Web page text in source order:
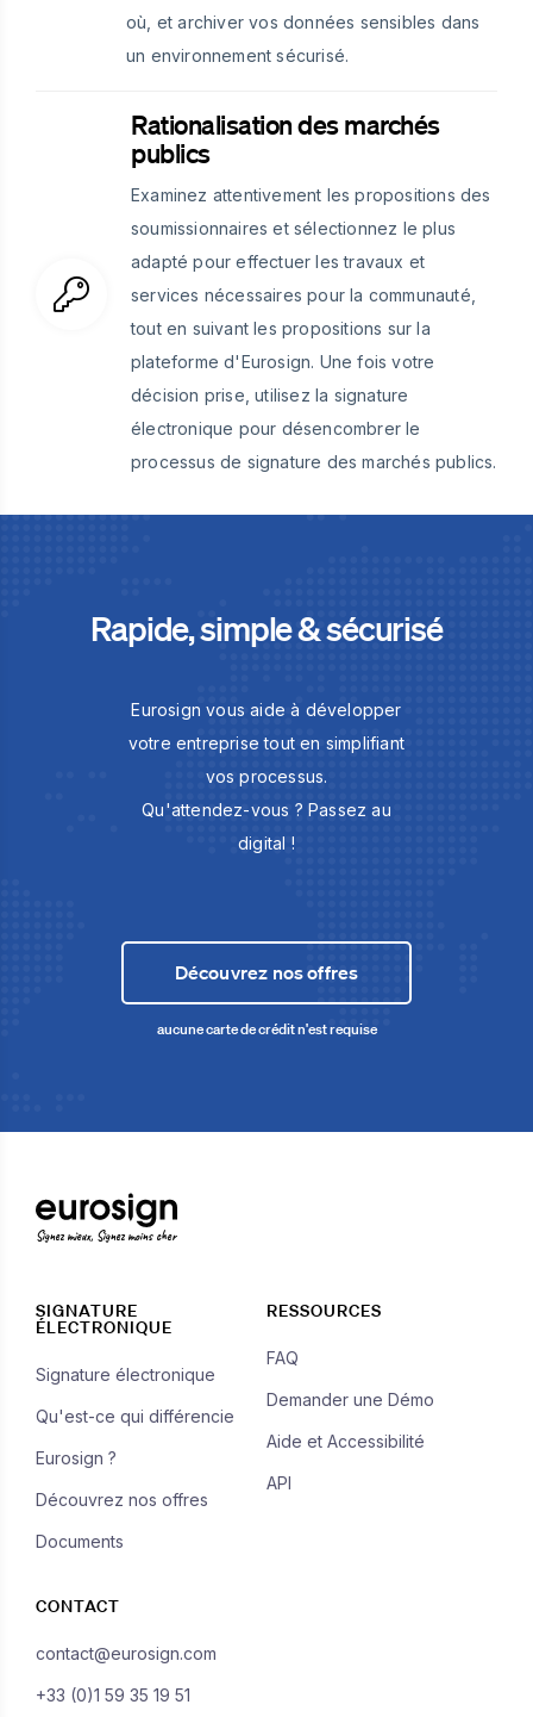
où, et archiver vos données sensibles dans
un environnement sécurisé.
Rationalisation des marchés
publics
Examinez attentivement les propositions des
soumissionnaires et sélectionnez le plus
adapté pour effectuer les travaux et
services nécessaires pour la communauté,
tout en suivant les propositions sur la
plateforme d'Eurosign. Une fois votre
décision prise, utilisez la signature
électronique pour désencombrer le
processus de signature des marchés publics.
Rapide, simple & sécurisé
Eurosign vous aide à développer
votre entreprise tout en simplifiant
vos processus.
Qu'attendez-vous ? Passez au
digital !
Découvrez nos offres
aucune carte de crédit n'est requise
Signez mieux, Signez moins cher
SIGNATURE
ÉLECTRONIQUE
Signature électronique
Qu'est-ce qui différencie
Eurosign ?
Découvrez nos offres
Documents
RESSOURCES
FAQ
Demander une Démo
Aide et Accessibilité
API
CONTACT
contact@eurosign.com
+33 (0)1 59 35 19 51